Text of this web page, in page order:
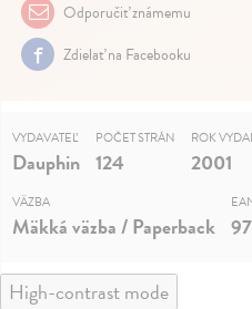
Odporučiť známemu
Zdielať na Facebooku
VYDAVATEĽ
Dauphin
POČET STRÁN
124
ROK
2001
VÄZBA
Mäkká väzba / Paperback
High-contrast mode